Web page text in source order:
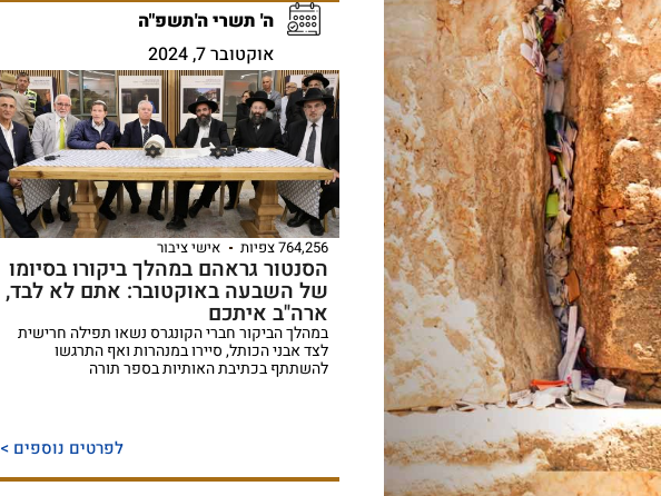
ה' תשרי ה'תשפ"ה
אוקטובר 7, 2024
764,256 צפיות אישי ציבור
הסנטור גראהם במהלך ביקורו בסיומו
של השבעה באוקטובר: אתם לא לבד,
ארה"ב איתכם
במהלך הביקור חברי הקונגרס נשאו תפילה חרישית
לצד אבני הכותל, סיירו במנהרות ואף התרגשו
להשתתף בכתיבת האותיות בספר תורה
לפרטים נוספים >